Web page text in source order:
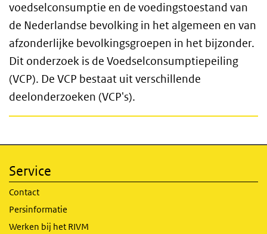
voedselconsumptie en de voedingstoestand van
de Nederlandse bevolking in het algemeen en van
afzonderlijke bevolkingsgroepen in het bijzonder.
Dit onderzoek is de Voedselconsumptiepeiling
(VCP). De VCP bestaat uit verschillende
deelonderzoeken (VCP's).
Service
Contact
Persinformatie
Werken bij het RIVM